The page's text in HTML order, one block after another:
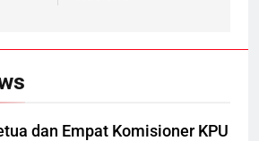
dan Empat Komisioner KPU